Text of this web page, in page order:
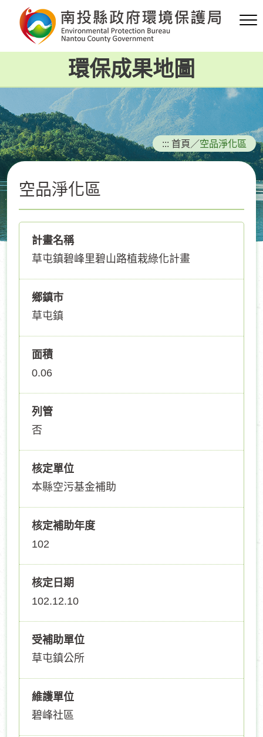
要
容
區
塊
環保成果地圖
::: 首頁 ／空品淨化區
空品淨化區
計畫名稱
草屯鎮碧峰里碧山路植栽綠化計畫
鄉鎮市
草屯鎮
面積
0.06
列管
否
核定單位
本縣空污基金補助
核定補助年度
102
核定日期
102.12.10
受補助單位
草屯鎮公所
維護單位
碧峰社區